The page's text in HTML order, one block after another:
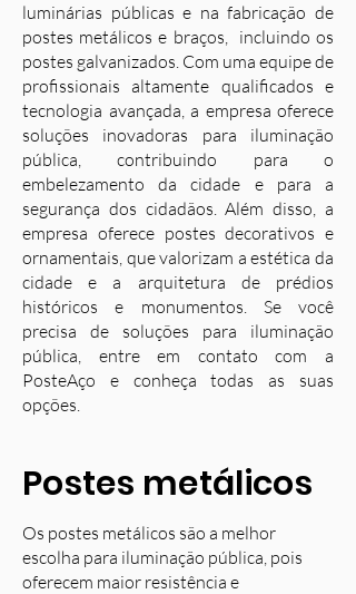
luminárias públicas e na fabricação de
postes metálicos e braços, incluindo os
postes galvanizados. Com uma equipe de
profissionais altamente qualificados e
tecnologia avançada, a empresa oferece
soluções inovadoras para iluminação
pública, contribuindo para o
embelezamento da cidade e para a
segurança dos cidadãos. Além disso, a
empresa oferece postes decorativos e
ornamentais, que valorizam a estética da
cidade e a arquitetura de prédios
históricos e monumentos. Se você
precisa de soluções para iluminação
pública, entre em contato com a
PosteAço e conheça todas as suas
opções.
Postes metálicos
Os postes metálicos são a melhor
escolha para iluminação pública, pois
oferecem maior resistência e